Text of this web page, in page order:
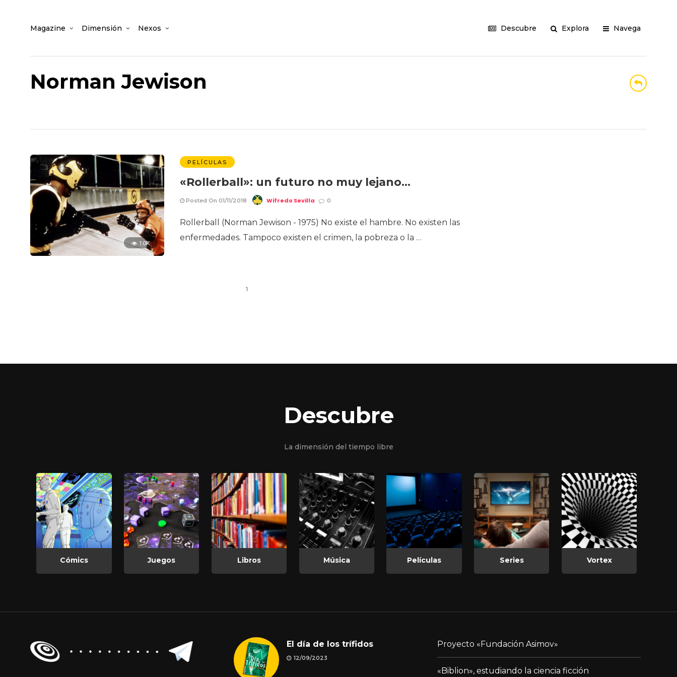
Magazine Dimensión Nexos Descubre Explora Navega
Norman Jewison
1.0K
PELÍCULAS
«Rollerball»: un futuro no muy lejano…
Posted On 01/11/2018 Wifredo Sevilla 0
Rollerball (Norman Jewison - 1975) No existe el hambre. No existen las
enfermedades. Tampoco existen el crimen, la pobreza o la …
1
Descubre
La dimensión del tiempo libre
Cómics Juegos Libros Música Películas Series Vortex
El día de los trífidos
12/09/2023
Proyecto «Fundación Asimov»
«Biblion», estudiando la ciencia ficción